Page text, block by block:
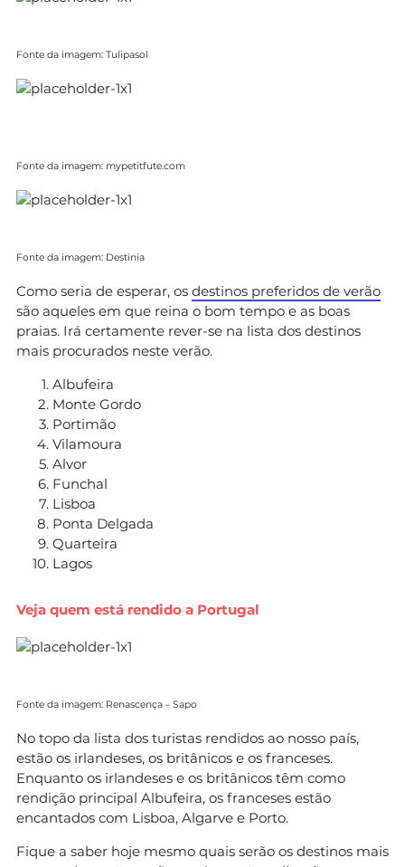
Fonte da imagem: Tulipasol
Fonte da imagem: mypetitfute.com
Fonte da imagem: Destinia
Como seria de esperar, os destinos preferidos de verão
são aqueles em que reina o bom tempo e as boas
praias. Irá certamente rever-se na lista dos destinos
mais procurados neste verão.
Albufeira
Monte Gordo
Portimão
Vilamoura
Alvor
Funchal
Lisboa
Ponta Delgada
Quarteira
Lagos
Veja quem está rendido a Portugal
Fonte da imagem: Renascença – Sapo
No topo da lista dos turistas rendidos ao nosso país,
estão os irlandeses, os britânicos e os franceses.
Enquanto os irlandeses e os britânicos têm como
rendição principal Albufeira, os franceses estão
encantados com Lisboa, Algarve e Porto.
Fique a saber hoje mesmo quais serão os destinos mais